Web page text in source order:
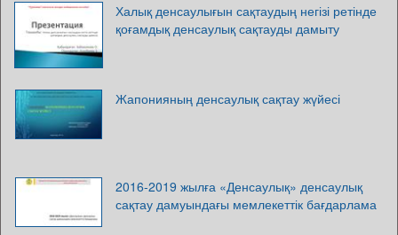
Халық денсаулығын сақтаудың негізі ретінде
қоғамдық денсаулық сақтауды дамыту
Жапонияның денсаулық сақтау жүйесі
2016-2019 жылға «Денсаулық» денсаулық
сақтау дамуындағы мемлекеттік бағдарлама